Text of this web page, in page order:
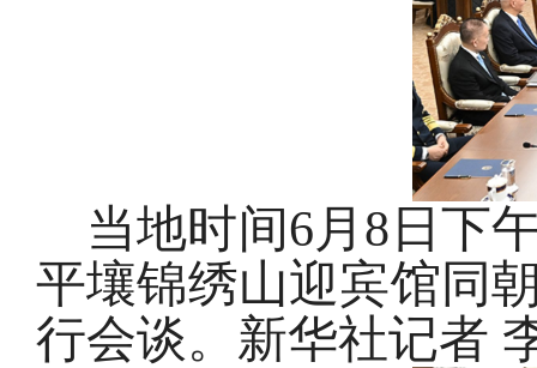
当地时间6月8日下
平壤锦绣山迎宾馆同
行会谈。新华社记者